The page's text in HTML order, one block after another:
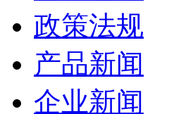
政策法规
产品新闻
企业新闻